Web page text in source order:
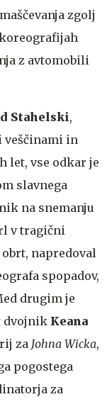
zgolj
z avtomobili
Stahelski,
veščinami in
let, vse odkar je
slavnega
na snemanju
v tragični
napredoval
spopadov,
drugim je
dvojnik Keana
za Johna Wicka,
pogostega
za